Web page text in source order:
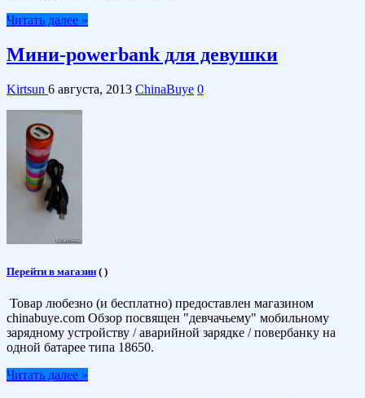
Читать далее »
Мини-powerbank для девушки
Kirtsun 6 августа, 2013 ChinaBuye 0
Перейти в магазин ( )
Товар любезно (и бесплатно) предоставлен магазином
chinabuye.com Обзор посвящен "девчачьему" мобильному
зарядному устройству / аварийной зарядке / повербанку на
одной батарее типа 18650.
Читать далее »